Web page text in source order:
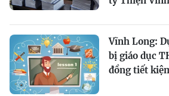
Vĩnh Long:
bị giáo dục
đồng tiết